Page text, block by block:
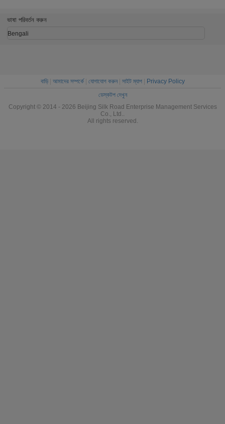
ভাষা পরিবর্তন করুন
Bengali
বাড়ি| আমাদের সম্পর্কে| যোগাযোগ করুন| সাইট ম্যাপ|
Privacy Policy
ডেস্কটপ দেখুন
Copyright © 2014 - 2026 Beijing Silk Road Enterprise Management Services
Co., Ltd..
All rights reserved.